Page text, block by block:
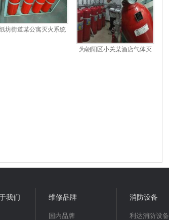
坊街道某公寓灭火系统
为朝阳区小关某酒店气体灭
我们 维修品牌
国内品牌
消防设备
利达消防设备